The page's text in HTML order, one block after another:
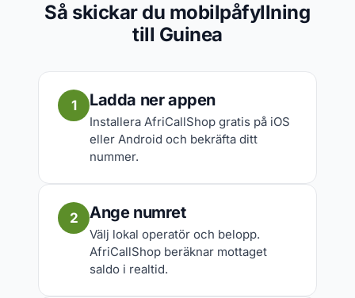
Så skickar du mobilpåfyllning
till Guinea
1 Ladda ner appen
Installera AfriCallShop gratis på iOS
eller Android och bekräfta ditt
nummer.
2 Ange numret
Välj lokal operatör och belopp.
AfriCallShop beräknar mottaget
saldo i realtid.